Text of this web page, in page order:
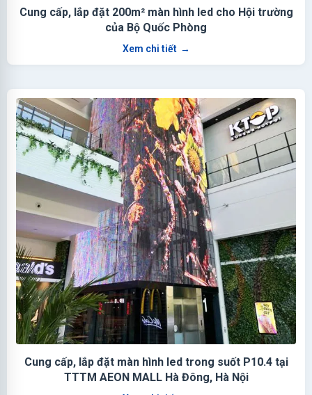
Cung cấp, lắp đặt 200m² màn hình led cho Hội trường
của Bộ Quốc Phòng
Xem chi tiết →
Cung cấp, lắp đặt màn hình led trong suốt P10.4 tại
TTTM AEON MALL Hà Đông, Hà Nội